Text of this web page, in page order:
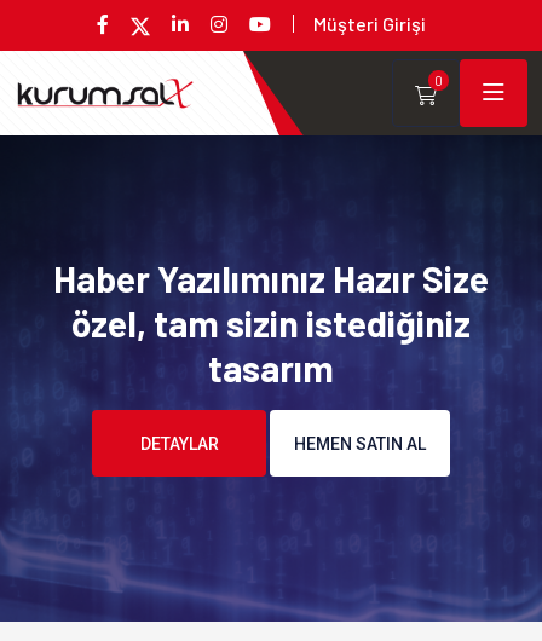
Müşteri Girişi
0
Haber Yazılımınız Hazır Size
özel, tam sizin istediğiniz
tasarım
DETAYLAR HEMEN SATIN AL